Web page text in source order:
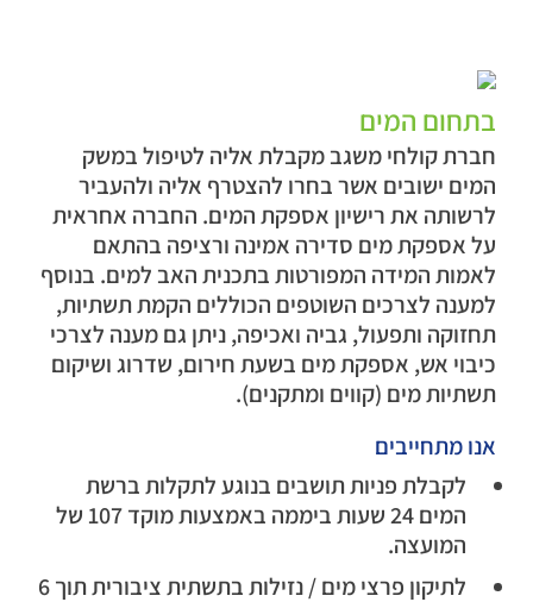
בתחום המים
חברת קולחי משגב מקבלת אליה לטיפול במשק
המים ישובים אשר בחרו להצטרף אליה ולהעביר
לרשותה את רישיון אספקת המים. החברה אחראית
על אספקת מים סדירה אמינה ורציפה בהתאם
לאמות המידה המפורטות בתכנית האב למים. בנוסף
למענה לצרכים השוטפים הכוללים הקמת תשתיות,
תחזוקה ותפעול, גביה ואכיפה, ניתן גם מענה לצרכי
כיבוי אש, אספקת מים בשעת חירום, שדרוג ושיקום
תשתיות מים (קווים ומתקנים).
אנו מתחייבים
לקבלת פניות תושבים בנוגע לתקלות ברשת
המים 24 שעות ביממה באמצעות מוקד 107 של
המועצה.
לתיקון פרצי מים / נזילות בתשתית ציבורית תוך 6